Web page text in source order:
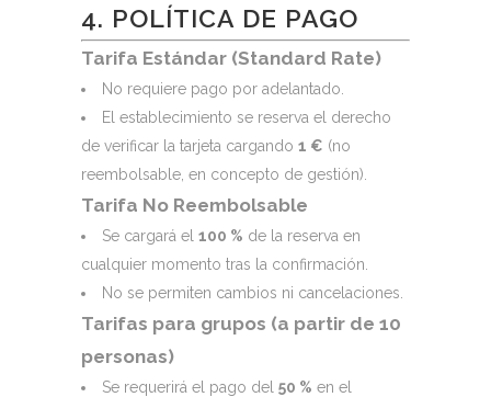
4. POLÍTICA DE PAGO
Tarifa Estándar (Standard Rate)
No requiere pago por adelantado.
El establecimiento se reserva el derecho
de verificar la tarjeta cargando 1 € (no
reembolsable, en concepto de gestión).
Tarifa No Reembolsable
Se cargará el 100 % de la reserva en
cualquier momento tras la confirmación.
No se permiten cambios ni cancelaciones.
Tarifas para grupos (a partir de 10
personas)
Se requerirá el pago del 50 % en el